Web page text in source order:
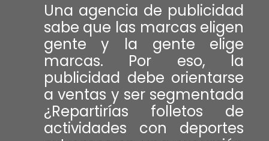
Una agencia de publicidad
sabe que las marcas eligen
gente y la gente elige
marcas. Por eso, la
publicidad debe orientarse
a ventas y ser segmentada
¿Repartirías folletos de
actividades con deportes